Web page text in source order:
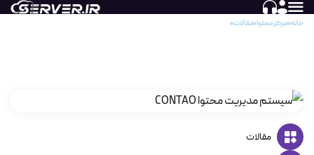
خانه مرکز محتوا مقالات
مقالات